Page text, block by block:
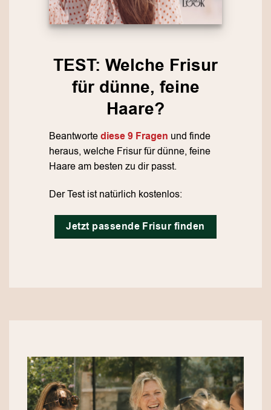
TEST: Welche Frisur
für dünne, feine
Haare?
Beantwortediese 9 Fragen und finde
heraus, welche Frisur für dünne, feine
Haare am besten zu dir passt.
Der Test ist natürlich kostenlos:
Jetzt passende Frisur finden